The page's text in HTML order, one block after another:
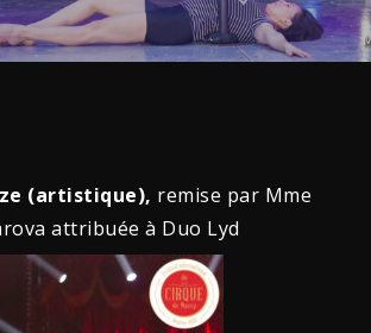
(artistique), remise par Mme
attribuée à Duo Lyd